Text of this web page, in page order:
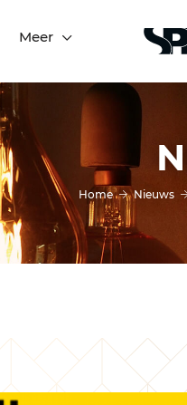
Meer
Home Nieuws